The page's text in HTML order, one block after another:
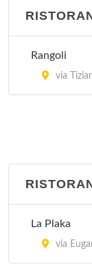
Rangoli
via
La Plaka
via